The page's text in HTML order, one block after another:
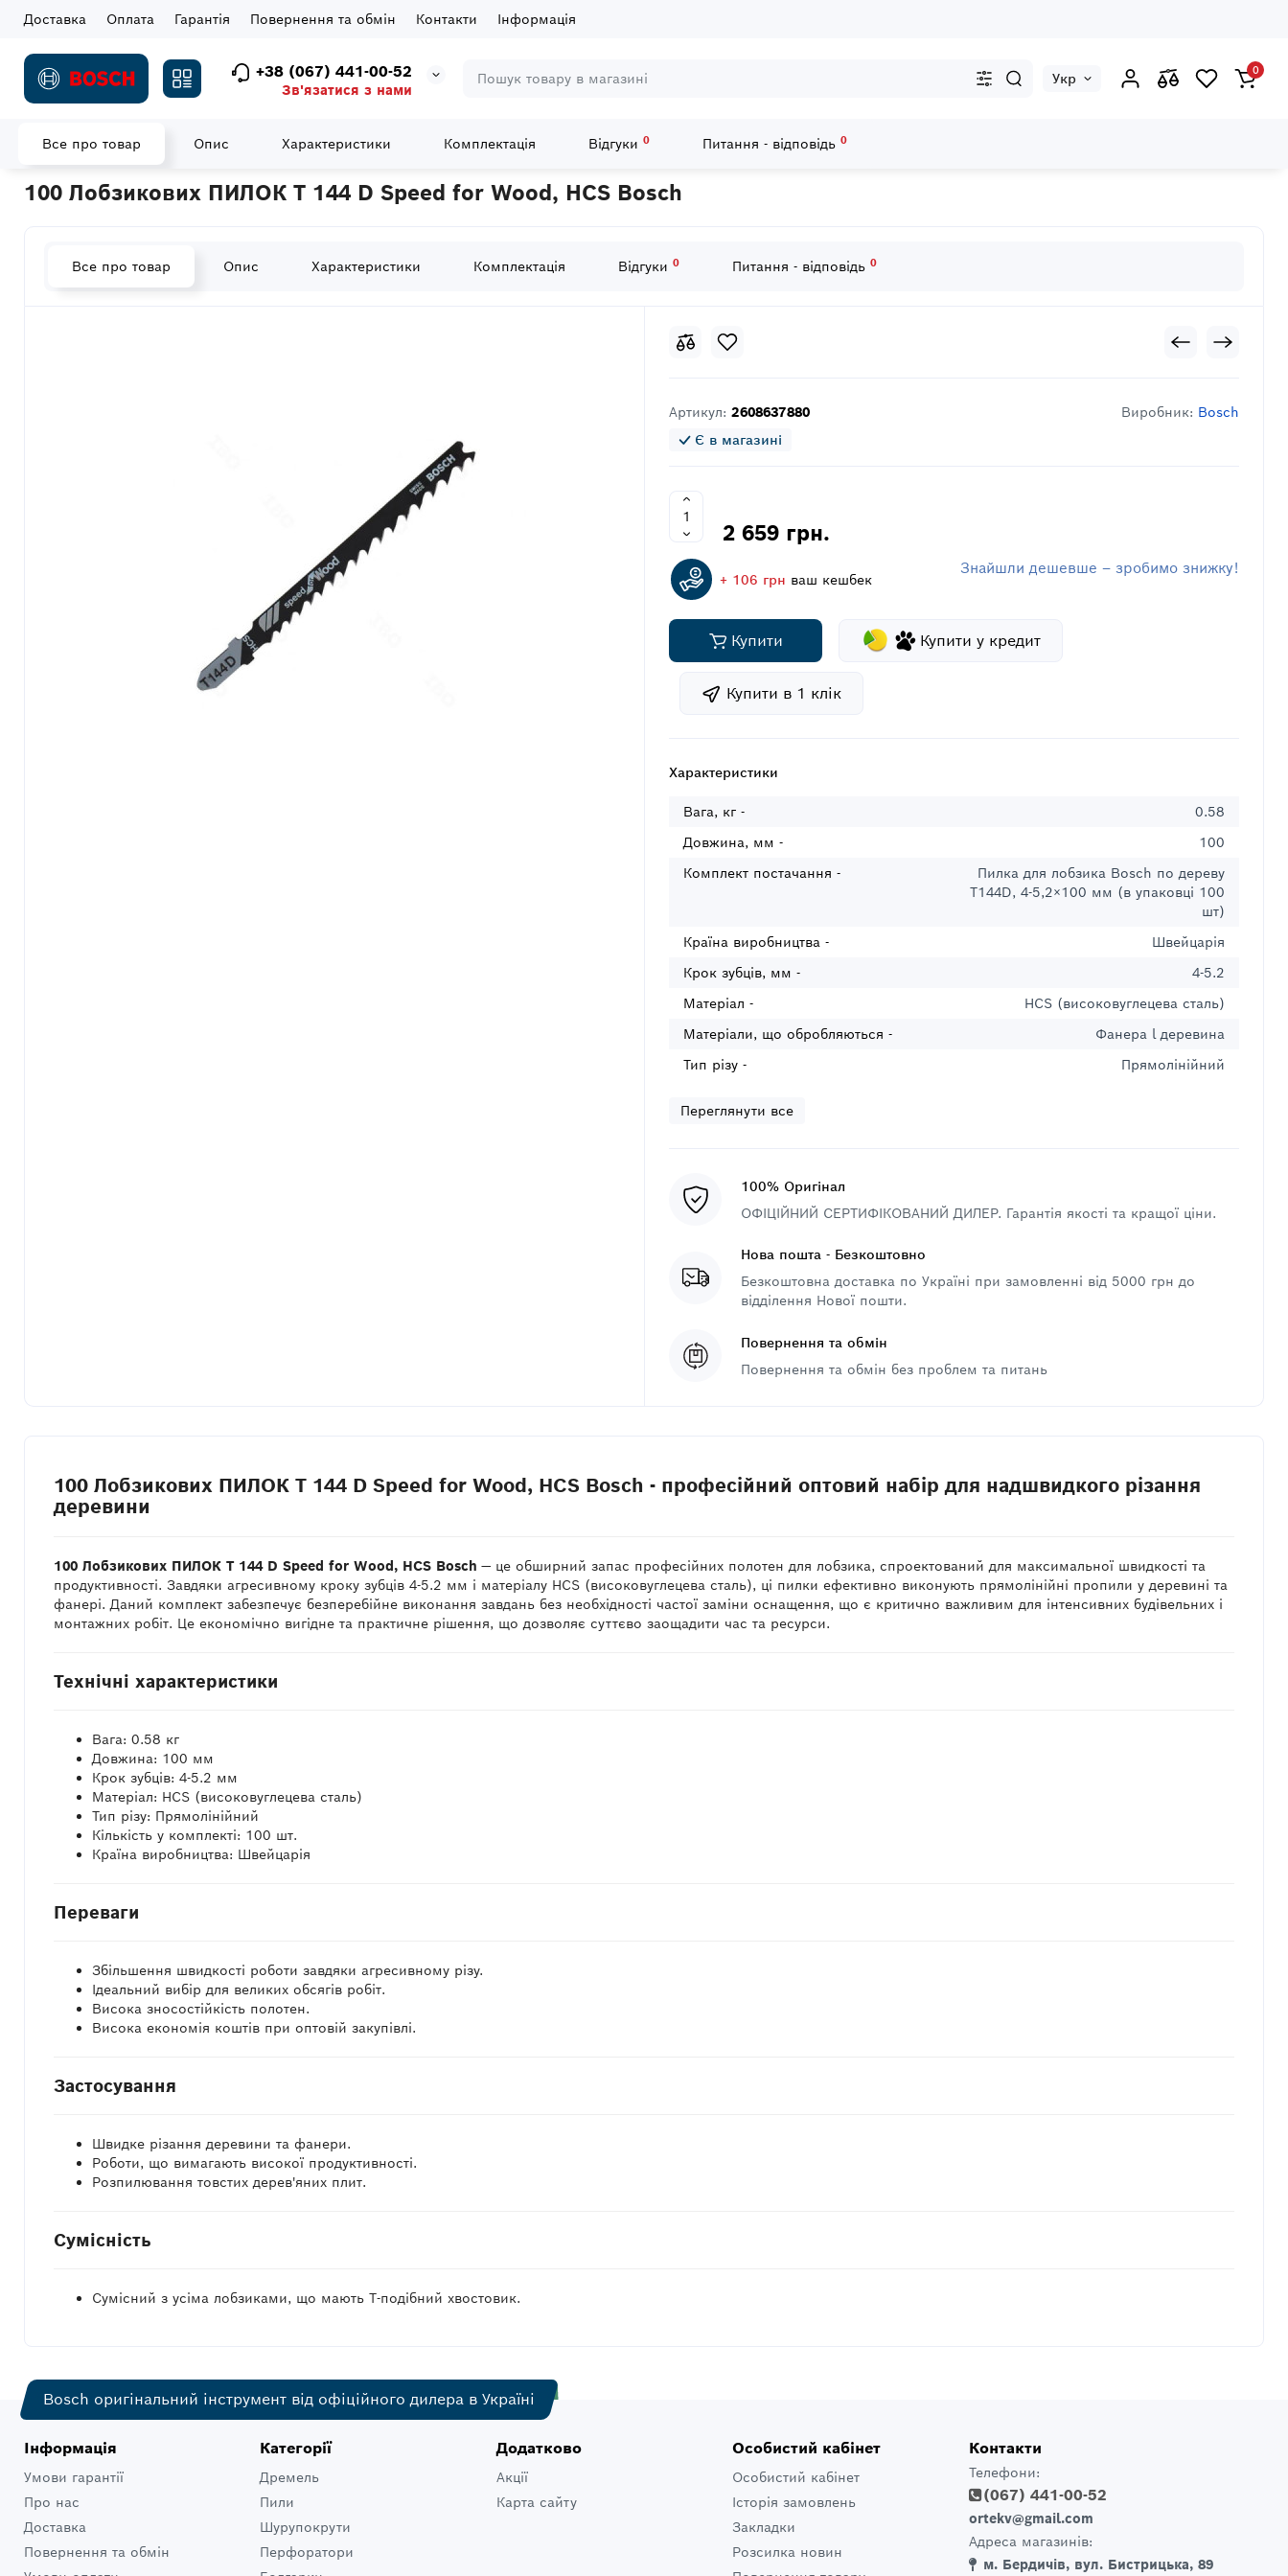
Доставка Оплата Гарантія Повернення та обмін Контакти Інформація
+38 (067) 441-00-52
Зв'язатися з нами
Укр 0
Все про товар Опис Характеристики Комплектація Відгуки 0 Питання - відповідь 0
Головна Витратні матеріали Полотна для лобзиків 100 Лобзикових ПИЛОК T 144 D Speed ​​for Wood, HCS Bosch
100 Лобзикових ПИЛОК T 144 D Speed ​​for Wood, HCS Bosch
Все про товар Опис Характеристики Комплектація Відгуки 0 Питання - відповідь 0
Артикул: 2608637880 Виробник: Bosch
Є в магазині
2 659 грн.
+ 106 грн ваш кешбек
Знайшли дешевше – зробимо знижку!
Купити Купити у кредит
Купити в 1 клiк
Характеристики
Вага, кг -
0.58
Довжина, мм -
100
Комплект постачання -
Пилка для лобзика Bosch по дереву
T144D, 4-5,2×100 мм (в упаковці 100
шт)
Країна виробництва -
Швейцарія
Крок зубців, мм -
4-5.2
Матеріал -
HCS (високовуглецева сталь)
Матеріали, що обробляються -
Фанера l деревина
Тип різу -
Прямолінійний
Переглянути все
100% Оригінал
ОФІЦІЙНИЙ СЕРТИФІКОВАНИЙ ДИЛЕР. Гарантія якості та кращої ціни.
Нова пошта - Безкоштовно
Безкоштовна доставка по Україні при замовленні від 5000 грн до
відділення Нової пошти.
Повернення та обмін
Повернення та обмін без проблем та питань
100 Лобзикових ПИЛОК T 144 D Speed for Wood, HCS Bosch - професійний оптовий набір для надшвидкого різання
деревини
100 Лобзикових ПИЛОК T 144 D Speed for Wood, HCS Bosch — це обширний запас професійних полотен для лобзика, спроектований для максимальної швидкості та
продуктивності. Завдяки агресивному кроку зубців 4-5.2 мм і матеріалу HCS (високовуглецева сталь), ці пилки ефективно виконують прямолінійні пропили у деревині та
фанері. Даний комплект забезпечує безперебійне виконання завдань без необхідності частої заміни оснащення, що є критично важливим для інтенсивних будівельних і
монтажних робіт. Це економічно вигідне та практичне рішення, що дозволяє суттєво заощадити час та ресурси.
Технічні характеристики
Вага: 0.58 кг
Довжина: 100 мм
Крок зубців: 4-5.2 мм
Матеріал: HCS (високовуглецева сталь)
Тип різу: Прямолінійний
Кількість у комплекті: 100 шт.
Країна виробництва: Швейцарія
Переваги
Збільшення швидкості роботи завдяки агресивному різу.
Ідеальний вибір для великих обсягів робіт.
Висока зносостійкість полотен.
Висока економія коштів при оптовій закупівлі.
Застосування
Швидке різання деревини та фанери.
Роботи, що вимагають високої продуктивності.
Розпилювання товстих дерев'яних плит.
Сумісність
Сумісний з усіма лобзиками, що мають Т-подібний хвостовик.
Bosch оригінальний інструмент від офіційного дилера в Україні
Інформація
Умови гарантії
Про нас
Доставка
Повернення та обмін
Категорії
Дремель
Пили
Шурупокрути
Перфоратори
Додатково
Акції
Карта сайту
Особистий кабінет
Особистий кабінет
Історія замовлень
Закладки
Розсилка новин
Контакти
Телефони:
(067) 441-00-52
ortekv@gmail.com
Адреса магазинів:
м. Бердичів, вул. Бистрицька, 89